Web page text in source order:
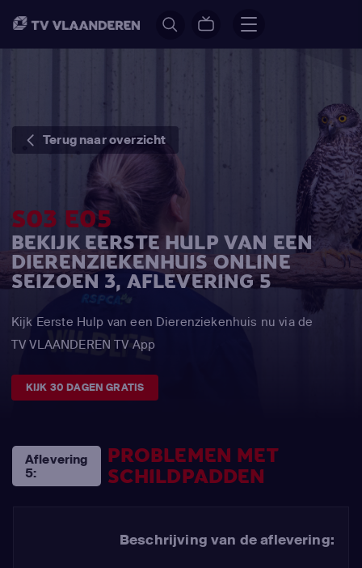
Terug naar overzicht
S03 E05
BEKIJK EERSTE HULP VAN EEN
DIERENZIEKENHUIS ONLINE
SEIZOEN 3, AFLEVERING 5
Kijk Eerste Hulp van een Dierenziekenhuis nu via de
TV VLAANDEREN TV App
KIJK 30 DAGEN GRATIS
Aflevering
5:
PROBLEMEN MET
SCHILDPADDEN
Beschrijving van de aflevering: